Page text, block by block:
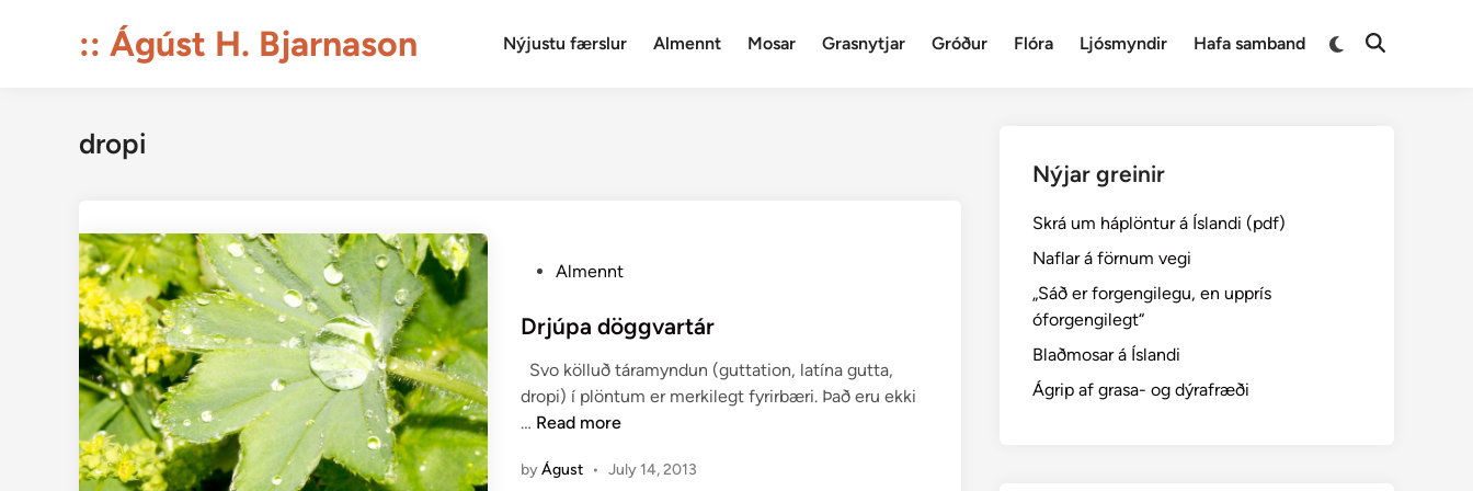
:: Ágúst H. Bjarnason Nýjustu færslur Almennt Mosar Grasnytjar Gróður Flóra Ljósmyndir Hafa samband
Switch
Open
dropi
s
d
i
Almennt
Drjúpa döggvartár
Svo kölluð táramyndun (guttation, latína gutta,
dropi) í plöntum er merkilegt fyrirbæri. Það eru ekki
… D
j
Read more
byÁgust • July 14, 2013
Nýjar greinir
Skrá um háplöntur á Íslandi (pdf)
Naflar á förnum vegi
„Sáð er forgengilegu, en upprís
óforgengilegt“
Blaðmosar á Íslandi
Ágrip af grasa- og dýrafræði